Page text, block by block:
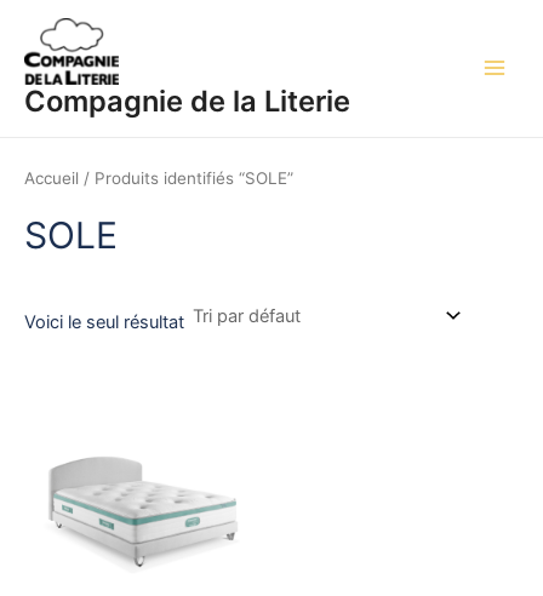
contenu
Compagnie de la Literie
Accueil / Produits identifiés “SOLE”
SOLE
Voici le seul résultat